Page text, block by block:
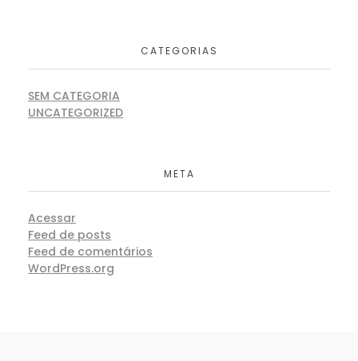
CATEGORIAS
SEM CATEGORIA
UNCATEGORIZED
META
Acessar
Feed de posts
Feed de comentários
WordPress.org